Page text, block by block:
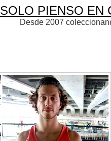
SOLO PIENSO EN
Desde 2007